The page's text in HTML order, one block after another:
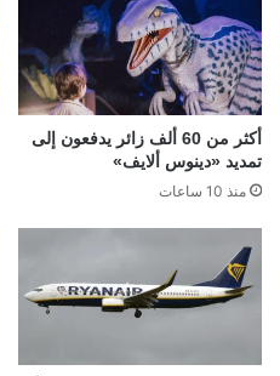
أكثر من 60 ألف زائر يدفعون إلى
تمديد «دينوس ألايف»
منذ 10 ساعات